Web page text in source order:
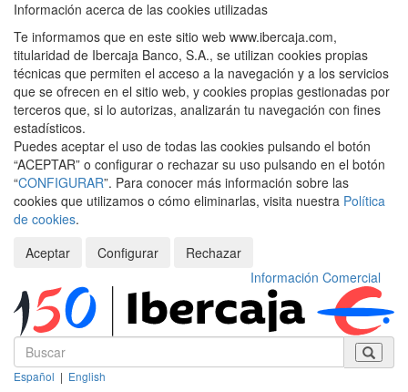
Información acerca de las cookies utilizadas
Te informamos que en este sitio web www.ibercaja.com,
titularidad de Ibercaja Banco, S.A., se utilizan cookies propias
técnicas que permiten el acceso a la navegación y a los servicios
que se ofrecen en el sitio web, y cookies propias gestionadas por
terceros que, si lo autorizas, analizarán tu navegación con fines
estadísticos.
Puedes aceptar el uso de todas las cookies pulsando el botón
“ACEPTAR” o configurar o rechazar su uso pulsando en el botón
“CONFIGURAR”. Para conocer más información sobre las
cookies que utilizamos o cómo eliminarlas, visita nuestra Política
de cookies.
Aceptar
Configurar
Rechazar
Información Comercial
Español | English